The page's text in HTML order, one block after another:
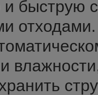
быструю
отходами.